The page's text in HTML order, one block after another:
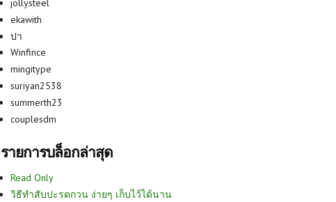
jollysteel
ekawith
ปา
Winfince
mingitype
suriyan2538
summerth23
couplesdm
รายการบล็อกล่าสุด
Read Only
วิธีทำสับปะรดกวน ง่ายๆ เก็บไว้ได้นาน